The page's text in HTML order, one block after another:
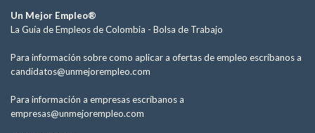
Un Mejor Empleo®
La Guía de Empleos de Colombia - Bolsa de Trabajo
Para información sobre como aplicar a ofertas de empleo escríbanos a
candidatos@unmejorempleo.com
Para información a empresas escríbanos a
empresas@unmejorempleo.com